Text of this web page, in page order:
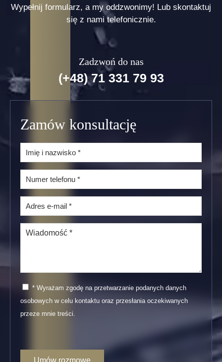
Wypełnij formularz, a my oddzwonimy! Lub skontaktuj
się z nami telefonicznie.
Zadzwoń do nas
(+48) 71 331 79 93
Zamów konsultację
* Wyrażam zgodę na przetwarzanie podanych danych
osobowych w celu kontaktu oraz przesłania oczekiwanych
przeze mnie treści.